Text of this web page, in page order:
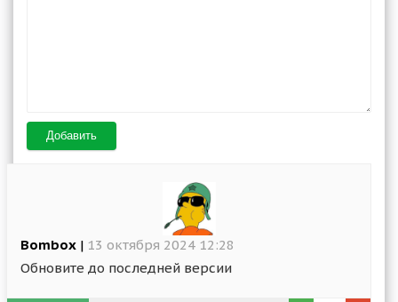
Добавить
Bombox | 13 октября 2024 12:28
Обновите до последней версии